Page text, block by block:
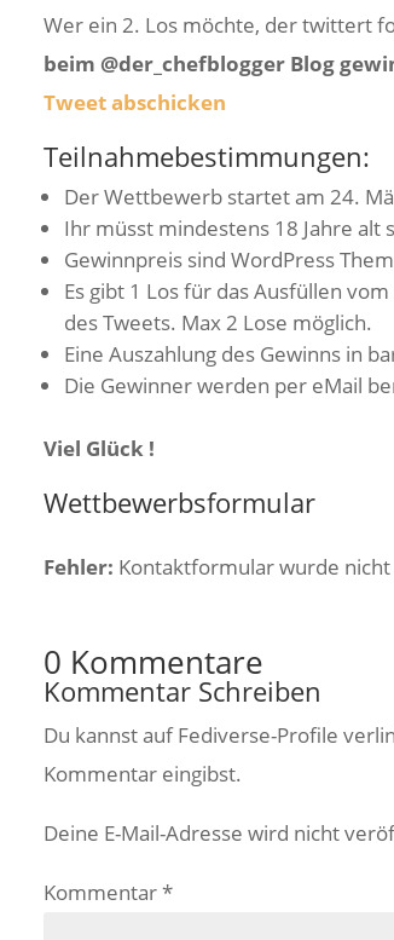
Wer ein 2. Los möchte, der twittert
beim @der_chefblogger Blog
Tweet abschicken
Teilnahmebestimmungen:
Der Wettbewerb startet am 24.
Ihr müsst mindestens 18 Jahre alt
Gewinnpreis sind WordPress
Es gibt 1 Los für das Ausfüllen
des Tweets. Max 2 Lose möglich.
Eine Auszahlung des Gewinns in
Die Gewinner werden per eMail
Viel Glück !
Wettbewerbsformular
Fehler: Kontaktformular wurde
0 Kommentare
Kommentar Schreiben
Du kannst auf Fediverse-Profile
Kommentar eingibst.
Deine E-Mail-Adresse wird nicht
Kommentar*